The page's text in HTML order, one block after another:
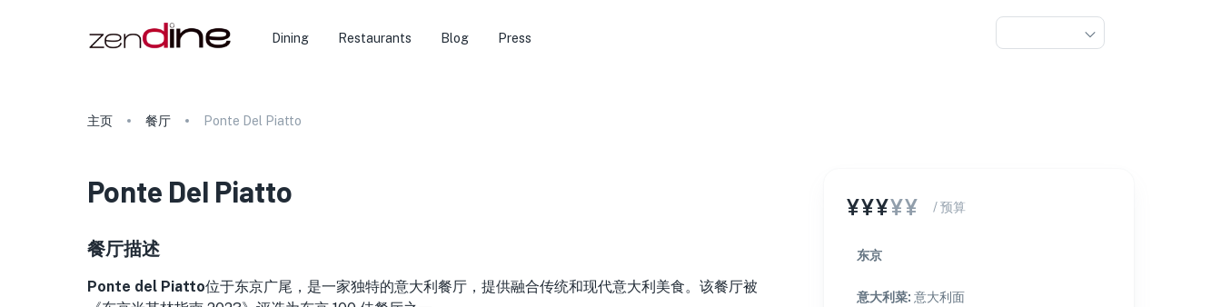
Dining Restaurants Blog Press
主页 餐厅 Ponte Del Piatto
Ponte Del Piatto
餐厅描述
Ponte del Piatto位于东京广尾， 是一家独特的意大利餐厅，提供融合传统和现代意大利美食。该餐厅被
¥¥¥¥¥ / 预算
东京
意大利菜: 意大利面